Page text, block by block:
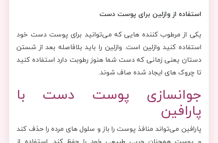
استفاده از وازلین برای پوست دست
یکی از مرطوب کننده هایی که می‌توانید برای پوست دست خود
استفاده کنید وازلین است. وازلین را باید بلافاصله بعد از شستن
دستان یعنی زمانی که دست شما هنوز رطوبت دارد استفاده کنید
تا چروک های ایجاد شده صاف شوند.
جوانسازی پوست دست با
پارافین
پارافین می‌تواند منافذ پوست را باز و سلول های مرده را حذف کند